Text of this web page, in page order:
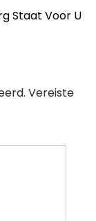
Staat Voor U
Vereiste